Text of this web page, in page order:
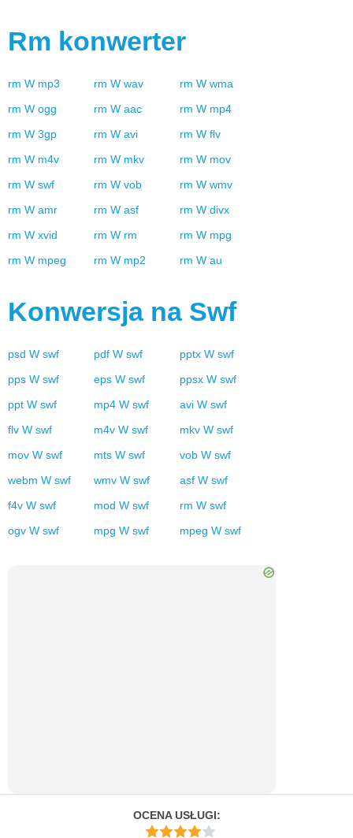
Rm konwerter
rm W mp3 rm W wav rm W wma
rm W ogg rm W aac rm W mp4
rm W 3gp rm W avi rm W flv
rm W m4v rm W mkv rm W mov
rm W swf rm W vob rm W wmv
rm W amr rm W asf rm W divx
rm W xvid rm W rm rm W mpg
rm W mpeg rm W mp2 rm W au
Konwersja na Swf
psd W swf pdf W swf pptx W swf
pps W swf eps W swf ppsx W swf
ppt W swf mp4 W swf avi W swf
flv W swf m4v W swf mkv W swf
mov W swf mts W swf vob W swf
webm W swf wmv W swf asf W swf
f4v W swf mod W swf rm W swf
ogv W swf mpg W swf mpeg W swf
OCENA USŁUGI: